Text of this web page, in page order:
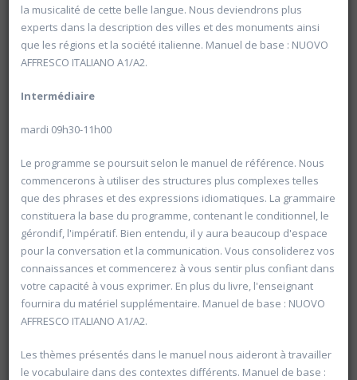
20600 Histoire de l'Allemagne de 1871 à 2025
Université d'été 2026
Louvain-la-Neuve
GABRIEL Vincent
Jour : Lu-Ma-Me-Je-Ve 10:30- 13:00
120 €
la musicalité de cette belle langue. Nous deviendrons plus
experts dans la description des villes et des monuments ainsi
que les régions et la société italienne. Manuel de base : NUOVO
AFFRESCO ITALIANO A1/A2.
Intermédiaire
mardi 09h30-11h00
Le programme se poursuit selon le manuel de référence. Nous
commencerons à utiliser des structures plus complexes telles
que des phrases et des expressions idiomatiques. La grammaire
constituera la base du programme, contenant le conditionnel, le
gérondif, l'impératif. Bien entendu, il y aura beaucoup d'espace
pour la conversation et la communication. Vous consoliderez vos
connaissances et commencerez à vous sentir plus confiant dans
votre capacité à vous exprimer. En plus du livre, l'enseignant
fournira du matériel supplémentaire. Manuel de base : NUOVO
AFFRESCO ITALIANO A1/A2.
Les thèmes présentés dans le manuel nous aideront à travailler
le vocabulaire dans des contextes différents. Manuel de base :